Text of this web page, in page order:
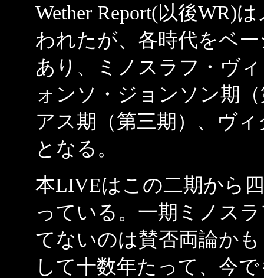
Wether Report(以後WR)
われたが、各時代をベ
あり、ミノスラフ・ヴ
ォンソ・ジョンソン期
アス期（第三期）、ヴ
となる。
本LIVEはこの二期から
っている。一期ミノス
てないのは賛否両論か
して十数年たって、今